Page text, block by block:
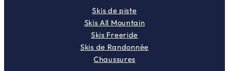
Skis de piste
Skis All Mountain
Skis Freeride
Skis de Randonnée
Chaussures